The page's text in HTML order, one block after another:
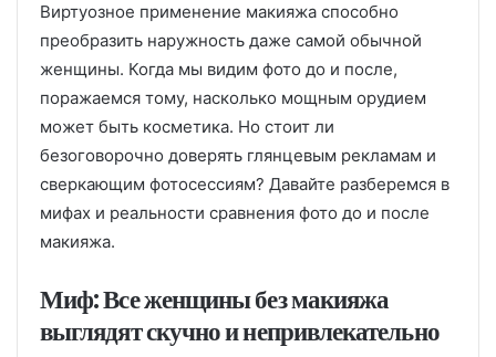
Виртуозное применение макияжа способно
преобразить наружность даже самой обычной
женщины. Когда мы видим фото до и после,
поражаемся тому, насколько мощным орудием
может быть косметика. Но стоит ли
безоговорочно доверять глянцевым рекламам и
сверкающим фотосессиям? Давайте разберемся в
мифах и реальности сравнения фото до и после
макияжа.
Миф: Все женщины без макияжа
выглядят скучно и непривлекательно